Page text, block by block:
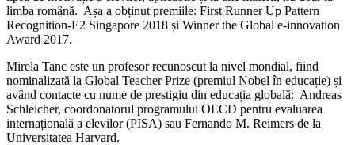
limba română. Așa a obținut premiile: First Runner Up Pattern
Recognition-E2 Singapore 2018 și Winner the Global e-innovation
Award 2017.
Mirela Tanc este un profesor recunoscut la nivel mondial, fiind
nominalizată la Global Teacher Prize (premiul Nobel în educație) și
având contacte cu nume de prestigiu din educația globală: Andreas
Schleicher, coordonatorul programului OECD pentru evaluarea
internațională a elevilor (PISA) sau Fernando M. Reimers de la
Universitatea Harvard.